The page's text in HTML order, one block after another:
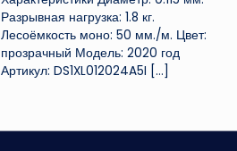
Разрывная нагрузка: 1.8 кг.
Лесоёмкость моно: 50 мм./м. Цвет:
прозрачный Модель: 2020 год
Артикул: DS1XL012024A5I […]